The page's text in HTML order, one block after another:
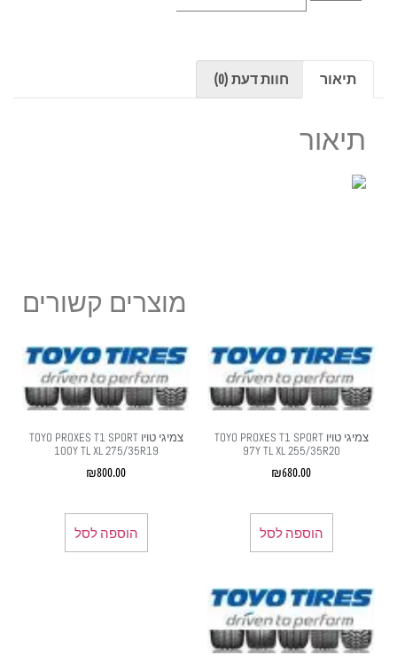
תיאור חוות דעת (0)
תיאור
מוצרים קשורים
צמיגי טויו TOYO PROXES T1 SPORT
97Y TL XL 255/35R20
₪680.00
הוספה לסל
צמיגי טויו TOYO PROXES T1 SPORT
100Y TL XL 275/35R19
₪800.00
הוספה לסל